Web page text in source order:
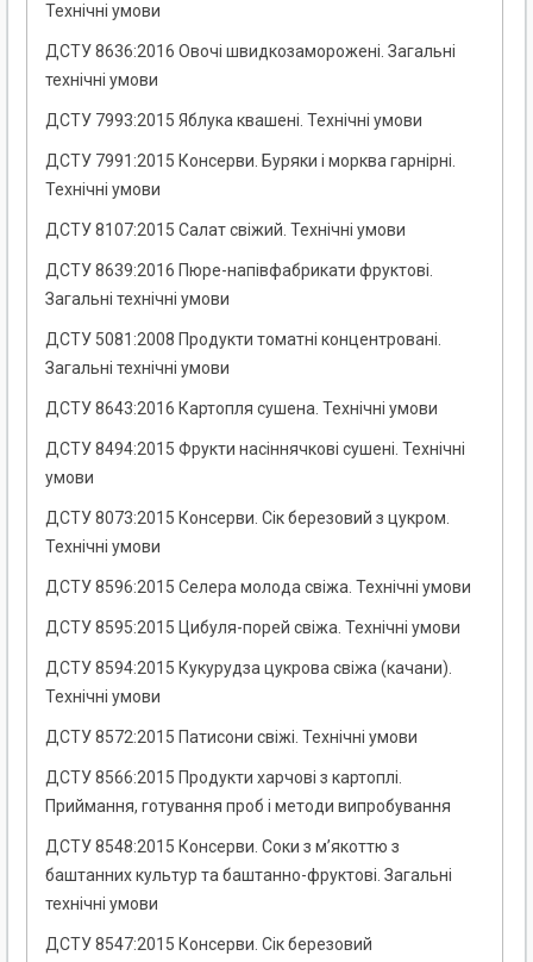
Технічні умови
ДСТУ 8636:2016 Овочі швидкозаморожені. Загальні
технічні умови
ДСТУ 7993:2015 Яблука квашені. Технічні умови
ДСТУ 7991:2015 Консерви. Буряки і морква гарнірні.
Технічні умови
ДСТУ 8107:2015 Салат свіжий. Технічні умови
ДСТУ 8639:2016 Пюре-напівфабрикати фруктові.
Загальні технічні умови
ДСТУ 5081:2008 Продукти томатні концентровані.
Загальні технічні умови
ДСТУ 8643:2016 Картопля сушена. Технічні умови
ДСТУ 8494:2015 Фрукти насіннячкові сушені. Технічні
умови
ДСТУ 8073:2015 Консерви. Сік березовий з цукром.
Технічні умови
ДСТУ 8596:2015 Селера молода свіжа. Технічні умови
ДСТУ 8595:2015 Цибуля-порей свіжа. Технічні умови
ДСТУ 8594:2015 Кукурудза цукрова свіжа (качани).
Технічні умови
ДСТУ 8572:2015 Патисони свіжі. Технічні умови
ДСТУ 8566:2015 Продукти харчові з картоплі.
Приймання, готування проб і методи випробування
ДСТУ 8548:2015 Консерви. Соки з м’якоттю з
баштанних культур та баштанно-фруктові. Загальні
технічні умови
ДСТУ 8547:2015 Консерви. Сік березовий